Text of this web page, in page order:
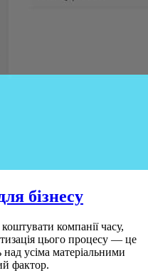
бізнесу
компанії часу,
цього процесу — це
усіма матеріальними
фактор.